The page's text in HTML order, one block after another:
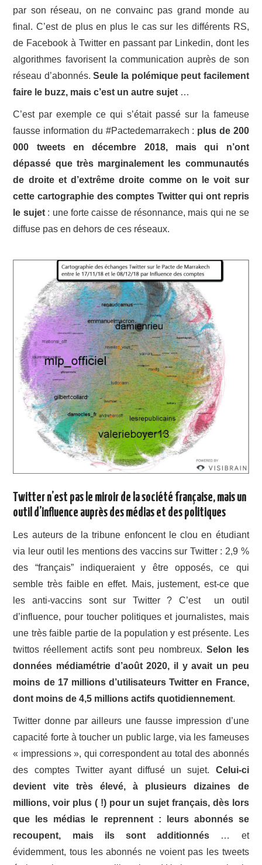
par son réseau, on ne convainc pas grand monde au
final. C’est de plus en plus le cas sur les différents RS,
de Facebook à Twitter en passant par Linkedin, dont les
algorithmes favorisent la communication auprès de son
réseau d’abonnés.Seule la polémique peut facilement
faire le buzz, mais c’est un autre sujet …
C’est par exemple ce qui s’était passé sur la fameuse
fausse information du #Pactedemarrakech : plus de 200
000 tweets en décembre 2018, mais qui n’ont
dépassé que très marginalement les communautés
de droite et d’extrême droite comme on le voit sur
cette cartographie des comptes Twitter qui ont repris
le sujet : une forte caisse de résonnance, mais qui ne se
diffuse pas en dehors de ces réseaux.
Twitter n’est pas le miroir de la société française, mais un
outil d’influence auprès des médias et des politiques
Les auteurs de la tribune enfoncent le clou en étudiant
via leur outil les mentions des vaccins sur Twitter : 2,9 %
des “français” indiqueraient y être opposés, ce qui
semble très faible en effet. Mais, justement, est-ce que
les anti-vaccins sont sur Twitter ? C’est un outil
d’influence, pour toucher politiques et journalistes, mais
une très faible partie de la population y est présente. Les
twittos réellement actifs sont peu nombreux. Selon les
données médiamétrie d’août 2020, il y avait un peu
moins de 17 millions d’utilisateurs Twitter en France,
dont moins de 4,5 millions actifs quotidiennement.
Twitter donne par ailleurs une fausse impression d’une
capacité forte à toucher un public large, via les fameuses
« impressions », qui correspondent au total des abonnés
des comptes Twitter ayant diffusé un sujet. Celui-ci
devient vite très élevé, à plusieurs dizaines de
millions, voir plus ( !) pour un sujet français, dès lors
que les médias le reprennent : leurs abonnés se
recoupent, mais ils sont additionnés … et
évidemment, tous les abonnés ne voient pas les tweets